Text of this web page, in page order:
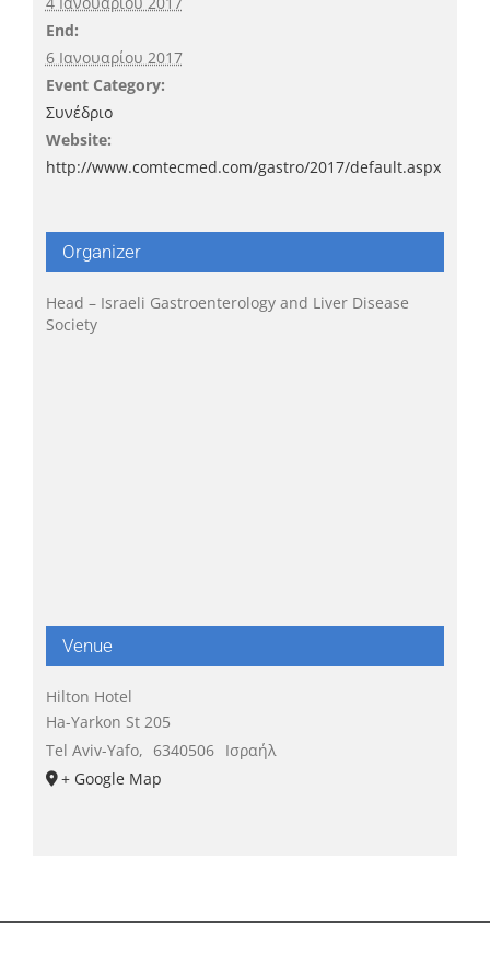
End:
6 Ιανουαρίου 2017
Event Category:
Συνέδριο
Website:
http://www.comtecmed.com/gastro/2017/default.aspx
Organizer
Head – Israeli Gastroenterology and Liver Disease
Society
Venue
Hilton Hotel
Ha-Yarkon St 205
Tel Aviv-Yafo, 6340506 Ισραήλ
+ Google Map